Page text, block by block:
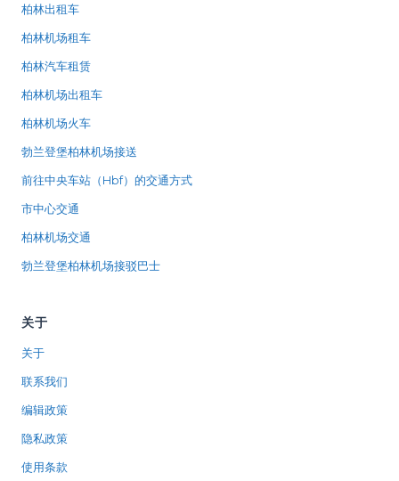
柏林出租车
柏林机场租车
柏林汽车租赁
柏林机场出租车
柏林机场火车
勃兰登堡柏林机场接送
前往中央车站（Hbf）的交通方式
市中心交通
柏林机场交通
勃兰登堡柏林机场接驳巴士
关于
关于
联系我们
编辑政策
隐私政策
使用条款